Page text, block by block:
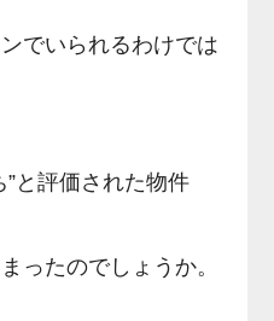
でいられるわけでは
”と評価された物件
ったのでしょうか。